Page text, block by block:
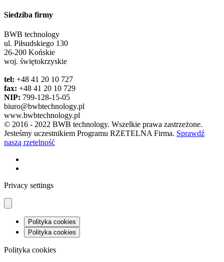
Siedziba firmy
BWB technology
ul. Piłsudskiego 130
26-200 Końskie
woj. świętokrzyskie
tel: +48 41 20 10 727
fax: +48 41 20 10 729
NIP: 799-128-15-05
biuro@bwbtechnology.pl
www.bwbtechnology.pl
© 2016 - 2022 BWB technology. Wszelkie prawa zastrzeżone.
Jesteśmy uczestnikiem Programu RZETELNA Firma. Sprawdź
naszą rzetelność
Privacy settings
Polityka cookies
Polityka cookies
Polityka cookies